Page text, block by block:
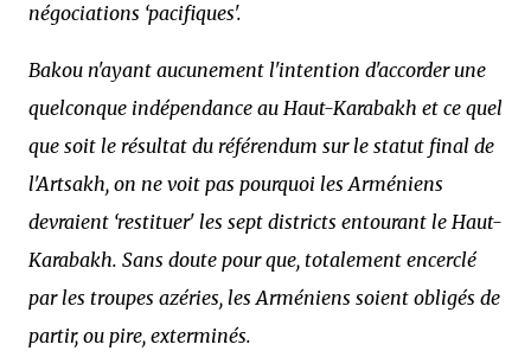
négociations ‘pacifiques'.
Bakou n'ayant aucunement l'intention d'accorder une
quelconque indépendance au Haut-Karabakh et ce quel
que soit le résultat du référendum sur le statut final de
l'Artsakh, on ne voit pas pourquoi les Arméniens
devraient ‘restituer' les sept districts entourant le Haut-
Karabakh. Sans doute pour que, totalement encerclé
par les troupes azéries, les Arméniens soient obligés de
partir, ou pire, exterminés.